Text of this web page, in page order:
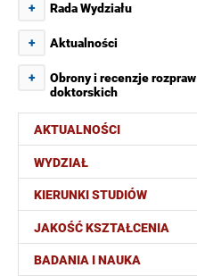
AKTUALNOŚCI
WYDZIAŁ
KIERUNKI STUDIÓW
JAKOŚĆ KSZTAŁCENIA
BADANIA I NAUKA
+ Rada Wydziału
+ Aktualności
+
Obrony i recenzje rozpraw
doktorskich